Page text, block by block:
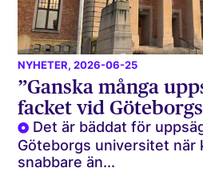
NYHETER, 2026-06-25
”Ganska många
facket vid
Det är bäddat för
Göteborgs universitet när
snabbare än...